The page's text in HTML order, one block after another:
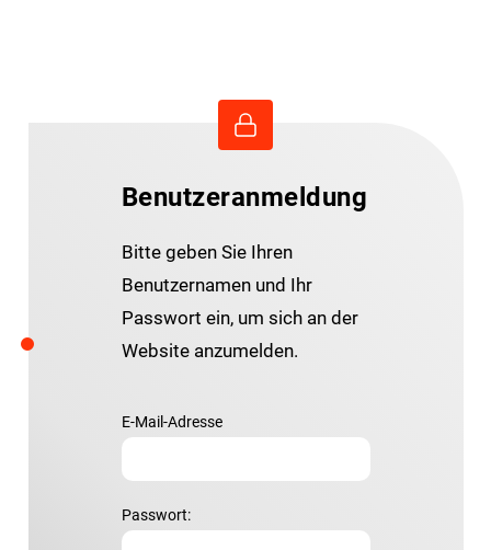
Benutzeranmeldung
Bitte geben Sie Ihren
Benutzernamen und Ihr
Passwort ein, um sich an der
Website anzumelden.
E-Mail-Adresse
Passwort: